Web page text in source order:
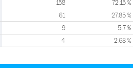
158 72,15 %
61 27,85 %
9 5,7 %
4 2,68 %